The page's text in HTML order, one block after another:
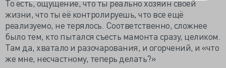
То есть, ощущение, что ты реально хозяин своей
жизни, что ты её контролируешь, что все ещё
реализуемо, не терялось. Соответственно, сложнее
было тем, кто пытался съесть мамонта сразу, целиком.
Там да, хватало и разочарования, и огорчений, и «что
же мне, несчастному, теперь делать?»